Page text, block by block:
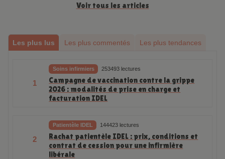
Voir tous les articles
Les plus lus Les plus commentés Les plus tendances
1
Soins infirmiers 253493 lectures
Campagne de vaccination contre la grippe
2026 : modalités de prise en charge et
facturation IDEL
2
Patientèle IDEL 144423 lectures
Rachat patientèle IDEL : prix, conditions et
contrat de cession pour une infirmière
libérale